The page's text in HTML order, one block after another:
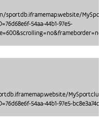
54aa-44b1-97e5-
54aa-44b1-97e5-